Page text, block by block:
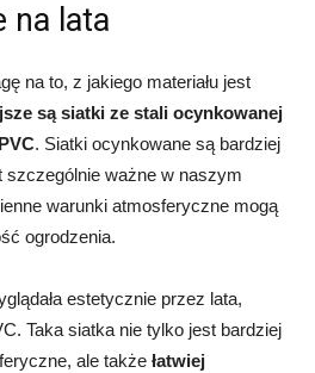
na lata
na to, z jakiego materiału jest
są siatki ze stali ocynkowanej
. Siatki ocynkowane są bardziej
szczególnie ważne w naszym
warunki atmosferyczne mogą
ogrodzenia.
estetycznie przez lata,
Taka siatka nie tylko jest bardziej
ale także łatwiej